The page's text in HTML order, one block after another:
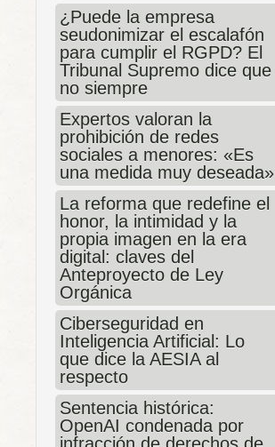
¿Puede la empresa
seudonimizar el escalafón
para cumplir el RGPD? El
Tribunal Supremo dice que
no siempre
Expertos valoran la
prohibición de redes
sociales a menores: «Es
una medida muy deseada»
La reforma que redefine el
honor, la intimidad y la
propia imagen en la era
digital: claves del
Anteproyecto de Ley
Orgánica
Ciberseguridad en
Inteligencia Artificial: Lo
que dice la AESIA al
respecto
Sentencia histórica:
OpenAI condenada por